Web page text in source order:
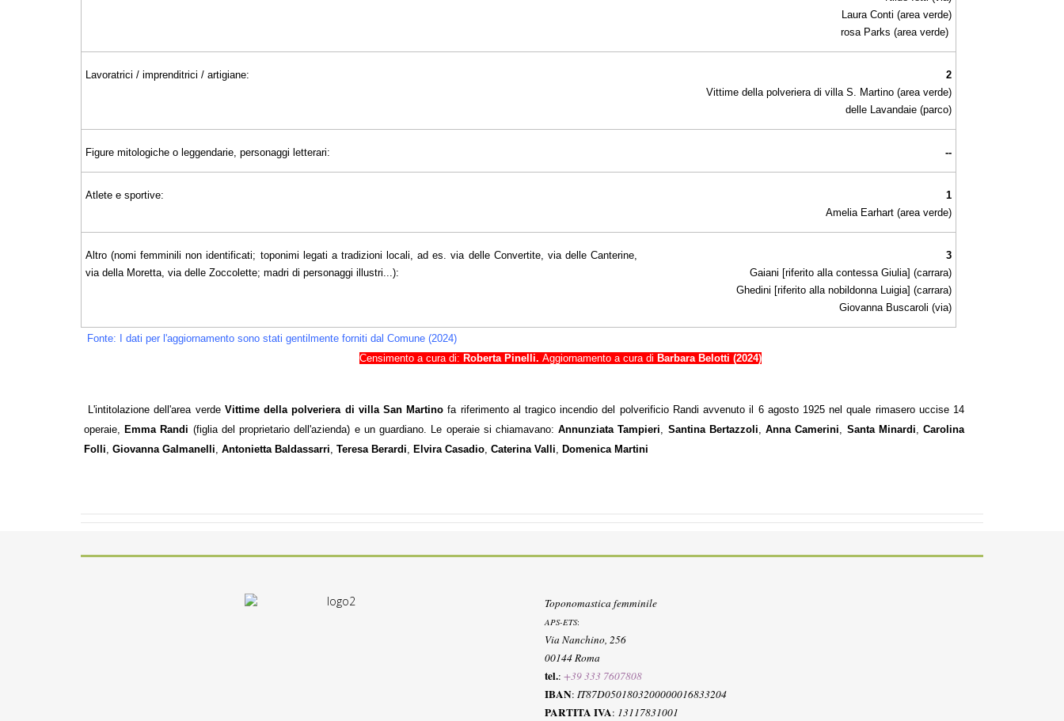
Laura Conti (area verde)
rosa Parks (area verde)
Lavoratrici / imprenditrici / artigiane:
2
Vittime della polveriera di villa S. Martino (area verde)
delle Lavandaie (parco)
Figure mitologiche o leggendarie, personaggi letterari: --
Atlete e sportive:
1
Amelia Earhart (area verde)
Altro (nomi femminili non identificati; toponimi legati a tradizioni locali, ad es. via delle Convertite, via delle Canterine,
via della Moretta, via delle Zoccolette; madri di personaggi illustri...):
3
Gaiani [riferito alla contessa Giulia] (carrara)
Ghedini [riferito alla nobildonna Luigia] (carrara)
Giovanna Buscaroli (via)
Fonte: I dati per l'aggiornamento sono stati gentilmente forniti dal Comune (2024)
Censimento a cura di: Roberta Pinelli. Aggiornamento a cura di Barbara Belotti (2024)
L'intitolazione dell'area verde Vittime della polveriera di villa San Martino fa riferimento al tragico incendio del polverificio Randi avvenuto il 6 agosto 1925 nel quale rimasero uccise 14
operaie,Emma Randi (figlia del proprietario dell'azienda) e un guardiano. Le operaie si chiamavano:Annunziata Tampieri Santina Bertazzoli ,Anna Camerini Santa Minardi ,Carolina
Folli Giovanna Galmanelli Antonietta Baldassarri Teresa Berardi Elvira Casadio Caterina Valli Domenica Martini
Toponomastica femminile
APS-ETS:
Via Nanchino, 256
00144 Roma
tel.: +39 333 7607808
IBAN: IT87D0501803200000016833204
PARTITA IVA: 13117831001